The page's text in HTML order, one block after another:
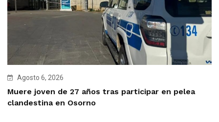
Agosto 6, 2026
Muere joven de 27 años tras participar en pelea
clandestina en Osorno